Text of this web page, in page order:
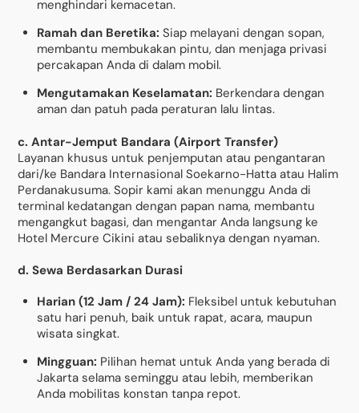
menghindari kemacetan.
Ramah dan Beretika: Siap melayani dengan sopan,
membantu membukakan pintu, dan menjaga privasi
percakapan Anda di dalam mobil.
Mengutamakan Keselamatan: Berkendara dengan
aman dan patuh pada peraturan lalu lintas.
c. Antar-Jemput Bandara (Airport Transfer)
Layanan khusus untuk penjemputan atau pengantaran
dari/ke Bandara Internasional Soekarno-Hatta atau Halim
Perdanakusuma. Sopir kami akan menunggu Anda di
terminal kedatangan dengan papan nama, membantu
mengangkut bagasi, dan mengantar Anda langsung ke
Hotel Mercure Cikini atau sebaliknya dengan nyaman.
d. Sewa Berdasarkan Durasi
Harian (12 Jam / 24 Jam): Fleksibel untuk kebutuhan
satu hari penuh, baik untuk rapat, acara, maupun
wisata singkat.
Mingguan: Pilihan hemat untuk Anda yang berada di
Jakarta selama seminggu atau lebih, memberikan
Anda mobilitas konstan tanpa repot.